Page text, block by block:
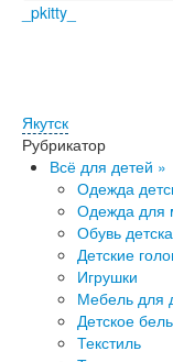
_pkitty_
Якутск
Рубрикатор
Всё для детей »
Одежда
Одежда для
Обувь
Детские
Игрушки
Ме​бель для
Детское
Текстиль